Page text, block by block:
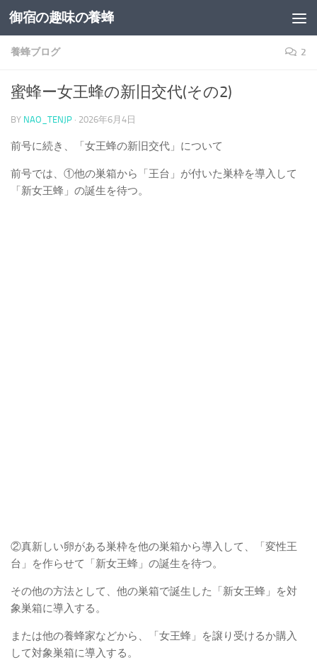
コンテンツへスキップ
御宿の趣味の養蜂
養蜂ブログ 2
蜜蜂ー女王蜂の新旧交代(その2)
BY NAO_TENJP · 2026年6月4日
前号に続き、「女王蜂の新旧交代」について
前号では、①他の巣箱から「王台」が付いた巣枠を導入して
「新女王蜂」の誕生を待つ。
②真新しい卵がある巣枠を他の巣箱から導入して、「変性王
台」を作らせて「新女王蜂」の誕生を待つ。
その他の方法として、他の巣箱で誕生した「新女王蜂」を対
象巣箱に導入する。
または他の養蜂家などから、「女王蜂」を譲り受けるか購入
して対象巣箱に導入する。